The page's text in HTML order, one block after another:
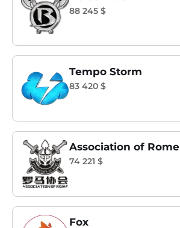
88 245 $
Tempo Storm
83 420 $
Association of Rome
74 221 $
Fox